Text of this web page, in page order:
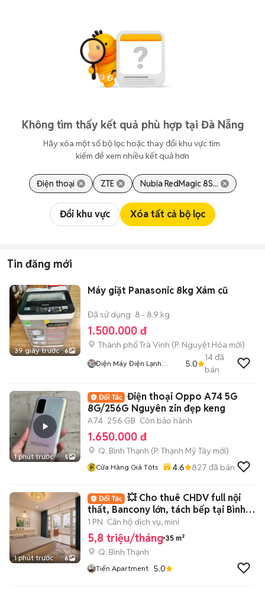
Không tìm thấy kết quả phù hợp tại Đà Nẵng
Hãy xóa một số bộ lọc hoặc thay đổi khu vực tìm
kiếm để xem nhiều kết quả hơn
Điện thoại ZTE Nubia RedMagic 8S...
Đổi khu vực Xóa tất cả bộ lọc
Tin đăng mới
39 giây trước 6
Máy giặt Panasonic 8kg Xám cũ
Đã sử dụng 8 - 8.9 kg
1.500.000 đ
Thành phố Trà Vinh (P. Nguyệt Hóa mới)
Điện Máy Điện Lạnh
5.0
14đã
bán
1 phút trước 5
Điện thoại Oppo A74 5G
8G/256G Nguyên zin đẹp keng
A74 256 GB Còn bảo hành
1.650.000 đ
Q. Bình Thạnh (P. Thạnh Mỹ Tây mới)
Cửa Hàng Giá Tôts 4.6 827 đã bán
1 phút trước 6
💥 Cho thuê CHDV full nội
thất, Bancony lớn, tách bếp tại Bình
Thạnh
1 PN Căn hộ dịch vụ, mini
5,8 triệu/tháng 35 m²
Q. Bình Thạnh
Tiến Apartment 5.0